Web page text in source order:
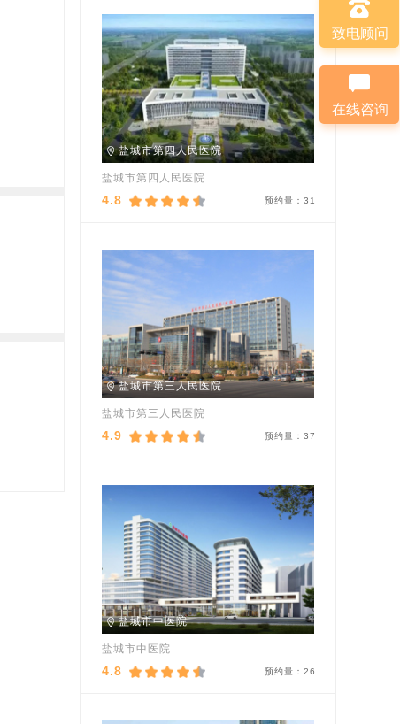
盐城市第四人民医院
盐城市第四人民医院
4.8 预约量：31
盐城市第三人民医院
盐城市第三人民医院
4.9 预约量：37
盐城市中医院
盐城市中医院
4.8 预约量：26
致电顾问
在线咨询